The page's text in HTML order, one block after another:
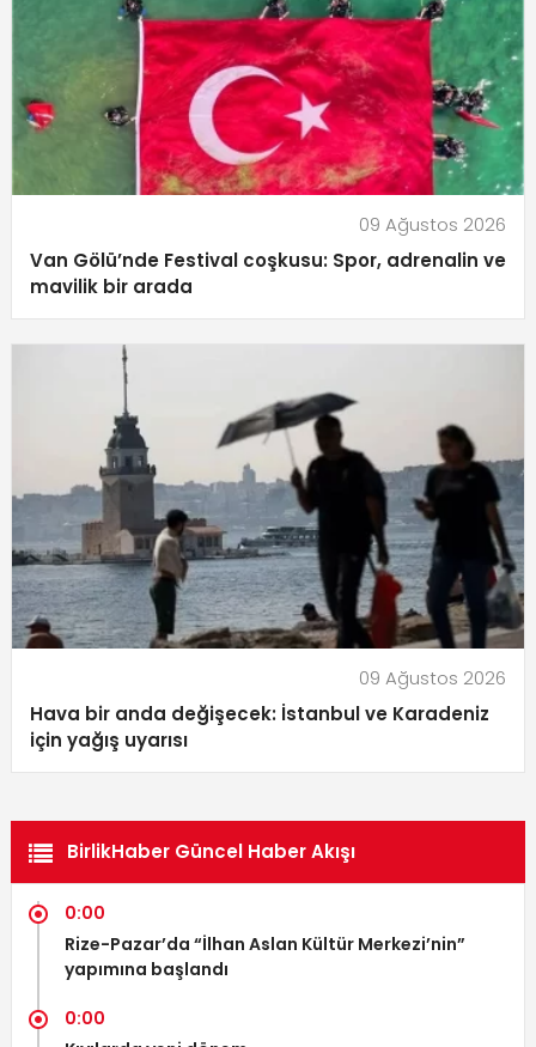
09 Ağustos 2026
Van Gölü’nde Festival coşkusu: Spor, adrenalin ve
mavilik bir arada
09 Ağustos 2026
Hava bir anda değişecek: İstanbul ve Karadeniz
için yağış uyarısı
BirlikHaber Güncel Haber Akışı
0:00
Rize-Pazar’da “İlhan Aslan Kültür Merkezi’nin”
yapımına başlandı
0:00